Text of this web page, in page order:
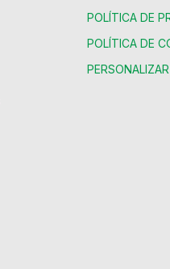
POLÍTICA DE
POLÍTICA DE